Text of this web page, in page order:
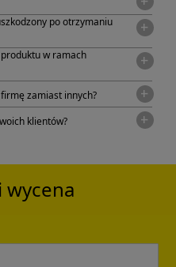
po otrzymaniu
w ramach
zamiast innych?
klientów?
wycena